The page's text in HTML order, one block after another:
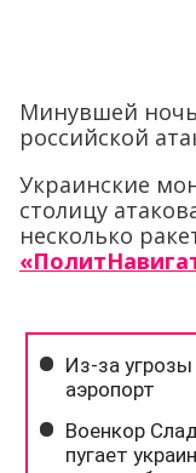
Минувшей
российской
Украинские
столицу
несколько